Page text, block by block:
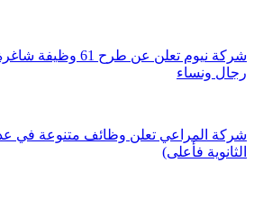
شركة نيوم تعلن عن
رجال ونساء
شركة المراعي تعلن وظائف متنوعة في
الثانوية فأعلى)